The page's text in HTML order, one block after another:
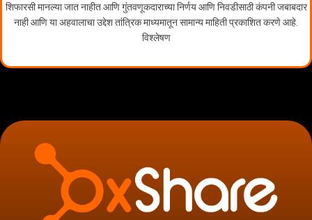
शिफारसी मानल्या जात नाहीत आणि गुंतवणूकदाराच्या निर्णय आणि निवडीसाठी कंपनी जबाबदार
नाही आणि या अहवालाचा उद्देश तांत्रिक माध्यमातून सामान्य माहिती प्रकाशित करणे आहे.
विश्लेषण